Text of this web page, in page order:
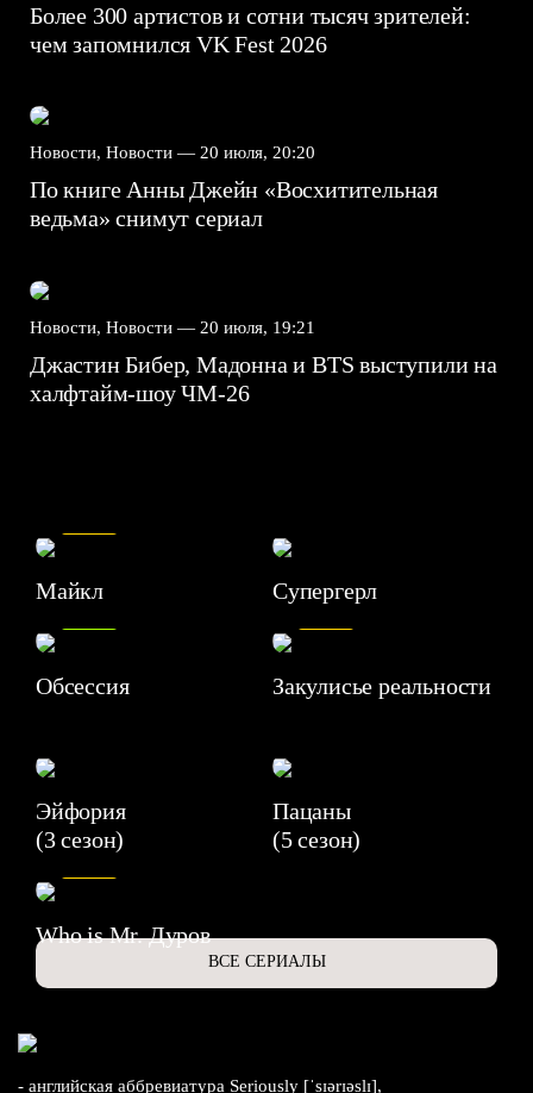
Более 300 артистов и сотни тысяч зрителей:
чем запомнился VK Fest 2026
Новости, Новости — 20 июля, 20:20
По книге Анны Джейн «Восхитительная
ведьма» снимут сериал
Новости, Новости — 20 июля, 19:21
Джастин Бибер, Мадонна и BTS выступили на
халфтайм-шоу ЧМ-26
Майкл Супергерл
Обсессия
7.1
Закулисье реальности
Эйфория
(3 сезон)
Пацаны
(5 сезон)
Who is Mr. Дуров
ВСЕ СЕРИАЛЫ
- английская аббревиатура Seriously [ˈsɪərɪəslɪ],